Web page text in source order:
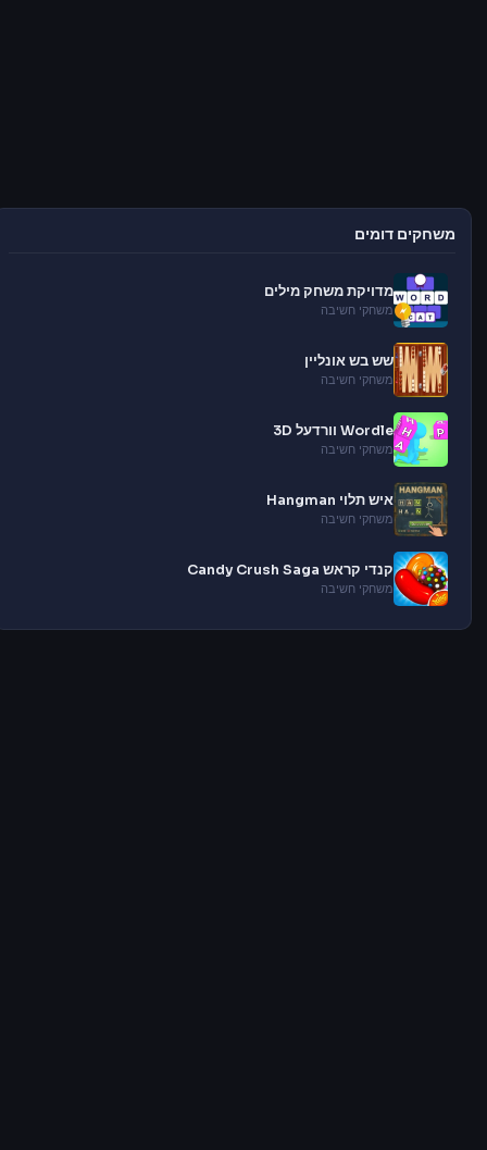
משחקים דומים
מדויקת משחק מילים
משחקי חשיבה
שש בש אונליין
משחקי חשיבה
Wordle וורדעל 3D
משחקי חשיבה
איש תלוי Hangman
משחקי חשיבה
קנדי קראש Candy Crush Saga
משחקי חשיבה